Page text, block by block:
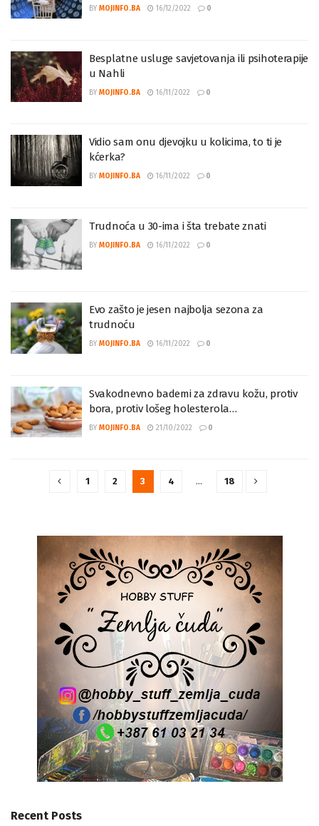
BY MOJINFO.BA 16/12/2022 0
Besplatne usluge savjetovanja ili psihoterapije
u Nahli
BY MOJINFO.BA 16/11/2022 0
Vidio sam onu djevojku u kolicima, to ti je
kćerka?
BY MOJINFO.BA 16/11/2022 0
Trudnoća u 30-ima i šta trebate znati
BY MOJINFO.BA 16/11/2022 0
Evo zašto je jesen najbolja sezona za
trudnoću
BY MOJINFO.BA 16/11/2022 0
Svakodnevno bademi za zdravu kožu, protiv
bora, protiv lošeg holesterola…
BY MOJINFO.BA 21/10/2022 0
1 2 3 4 … 18
Recent Posts